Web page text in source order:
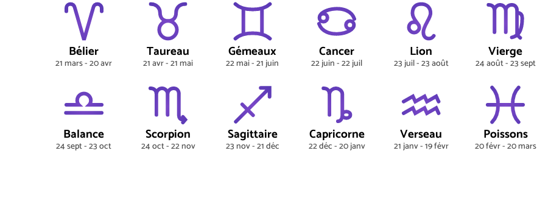
Bélier
21 mars - 20 avr
Taureau
21 avr - 21 mai
Gémeaux
22 mai - 21 juin
Cancer
22 juin - 22 juil
Lion
23 juil - 23 août
Vierge
24 août - 23 sept
Balance
24 sept - 23 oct
Scorpion
24 oct - 22 nov
Sagittaire
23 nov - 21 déc
Capricorne
22 déc - 20 janv
Verseau
21 janv - 19 févr
Poissons
20 févr - 20 mars